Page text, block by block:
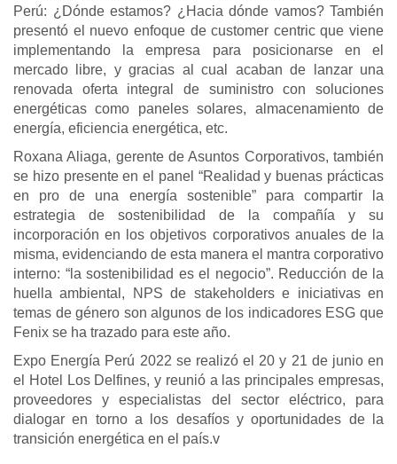
Perú: ¿Dónde estamos? ¿Hacia dónde vamos? También
presentó el nuevo enfoque de customer centric que viene
implementando la empresa para posicionarse en el
mercado libre, y gracias al cual acaban de lanzar una
renovada oferta integral de suministro con soluciones
energéticas como paneles solares, almacenamiento de
energía, eficiencia energética, etc.
Roxana Aliaga, gerente de Asuntos Corporativos, también
se hizo presente en el panel “Realidad y buenas prácticas
en pro de una energía sostenible” para compartir la
estrategia de sostenibilidad de la compañía y su
incorporación en los objetivos corporativos anuales de la
misma, evidenciando de esta manera el mantra corporativo
interno: “la sostenibilidad es el negocio”. Reducción de la
huella ambiental, NPS de stakeholders e iniciativas en
temas de género son algunos de los indicadores ESG que
Fenix se ha trazado para este año.
Expo Energía Perú 2022 se realizó el 20 y 21 de junio en
el Hotel Los Delfines, y reunió a las principales empresas,
proveedores y especialistas del sector eléctrico, para
dialogar en torno a los desafíos y oportunidades de la
transición energética en el país.v